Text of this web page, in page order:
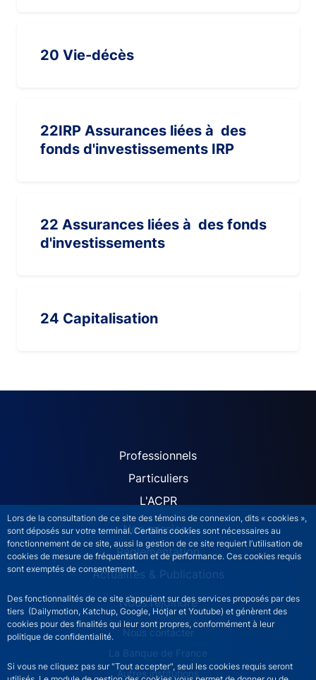
Lors de la consultation de ce site des témoins de connexion, dits « cookies »,
sont déposés sur votre terminal. Certains cookies sont nécessaires au
fonctionnement de ce site, aussi la gestion de ce site requiert l’utilisation de
cookies de mesure de fréquentation et de performance. Ces cookies requis
sont exemptés de consentement.
Des fonctionnalités de ce site s’appuient sur des services proposés par des
tiers (Dailymotion, Katchup, Google, Hotjar et Youtube) et génèrent des
cookies pour des finalités qui leur sont propres, conformément à leur
politique de confidentialité.
Si vous ne cliquez pas sur "Tout accepter", seul les cookies requis seront
20 Vie-décès
22IRP Assurances liées à des
fonds d'investissements IRP
22 Assurances liées à des fonds
d'investissements
24 Capitalisation
ACPR site navigation
Professionnels
Particuliers
L'ACPR
Nos missions
Réglementation
Actualités & Publications
Nous rejoindre
ACPR footer secondary menu (French)
Nous contacter
La Banque de France
Autres institutions